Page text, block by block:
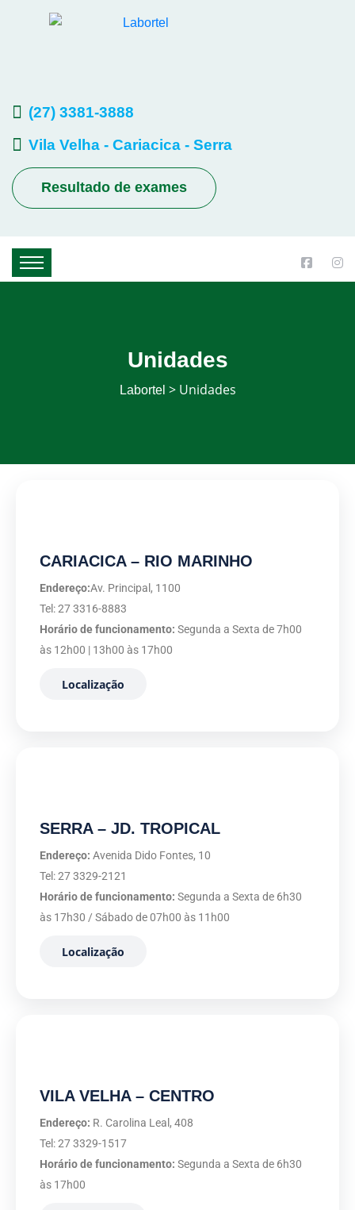
(27) 3381-3888
Vila Velha - Cariacica - Serra
Resultado de exames
Unidades
Labortel > Unidades
CARIACICA – RIO MARINHO
Endereço:Av. Principal, 1100
Tel: 27 3316-8883
Horário de funcionamento: Segunda a Sexta de 7h00
às 12h00 | 13h00 às 17h00
Localização
SERRA – JD. TROPICAL
Endereço: Avenida Dido Fontes, 10
Tel: 27 3329-2121
Horário de funcionamento: Segunda a Sexta de 6h30
às 17h30 / Sábado de 07h00 às 11h00
Localização
VILA VELHA – CENTRO
Endereço: R. Carolina Leal, 408
Tel: 27 3329-1517
Horário de funcionamento: Segunda a Sexta de 6h30
às 17h00